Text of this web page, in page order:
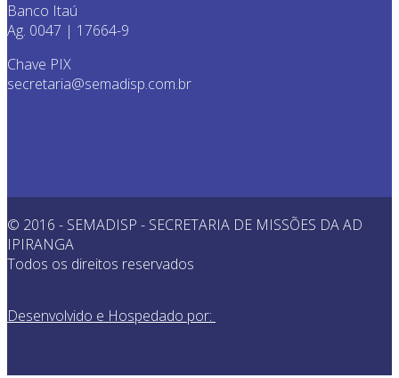
Banco Itaú
Ag. 0047 | 17664-9
Chave PIX
secretaria@semadisp.com.br
© 2016 - SEMADISP - SECRETARIA DE MISSÕES DA AD
IPIRANGA
Todos os direitos reservados
Desenvolvido e Hospedado por: